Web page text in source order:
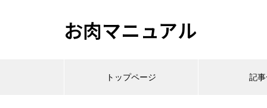
お肉マニュアル
トップページ 記